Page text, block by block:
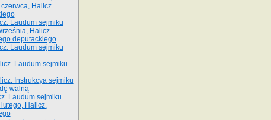
Halicz.
Laudum sejmiku
Halicz.
deputackiego
Laudum sejmiku
Laudum sejmiku
Instrukcya sejmiku
walną
Laudum sejmiku
Halicz.